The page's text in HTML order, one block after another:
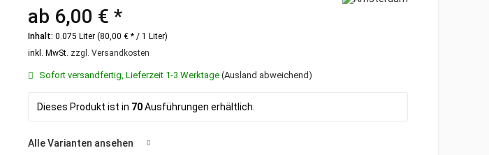
ab 6,00 € *
Inhalt: 0.075 Liter (80,00 € * / 1 Liter)
inkl. MwSt. zzgl. Versandkosten
Sofort versandfertig, Lieferzeit 1-3 Werktage (Ausland abweichend)
Dieses Produkt ist in 70Ausführungen erhältlich.
Alle Varianten ansehen